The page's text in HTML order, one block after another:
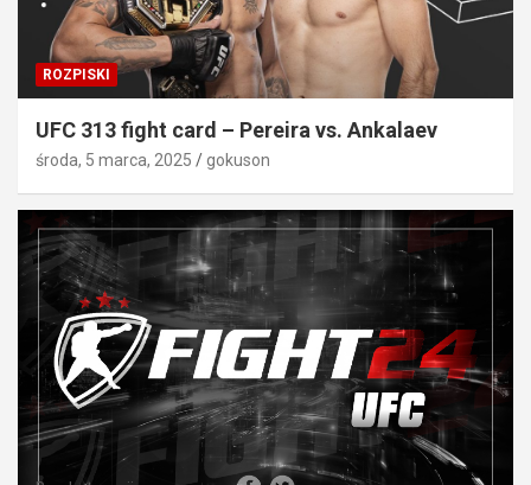
ROZPISKI
UFC 313 fight card – Pereira vs. Ankalaev
środa, 5 marca, 2025 gokuson